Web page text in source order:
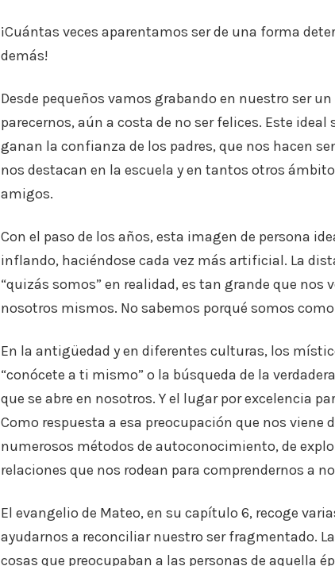
¡Cuántas veces aparentamos ser de una forma
demás!
Desde pequeños vamos grabando en nuestro ser
parecernos, aún a costa de no ser felices. Este
ganan la confianza de los padres, que nos hacen
nos destacan en la escuela y en tantos otros
amigos.
Con el paso de los años, esta imagen de persona
inflando, haciéndose cada vez más artificial. La
“quizás somos” en realidad, es tan grande que
nosotros mismos. No sabemos porqué somos
En la antigüedad y en diferentes culturas, los
“conócete a ti mismo” o la búsqueda de la
que se abre en nosotros. Y el lugar por excelencia
Como respuesta a esa preocupación que nos
numerosos métodos de autoconocimiento, de
relaciones que nos rodean para comprendernos a
El evangelio de Mateo, en su capítulo 6, recoge
ayudarnos a reconciliar nuestro ser fragmentado.
cosas que preocupaban a las personas de aquella